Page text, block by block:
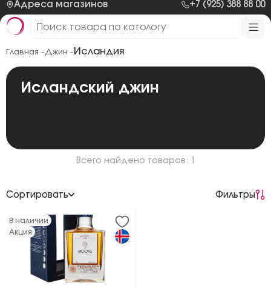
Адреса магазинов +7 (925) 388 88 00
Главная -Джин - Исландия
Исландский джин
Всего найдено товаров: 1
Сортировать Фильтры
В наличии
Акция